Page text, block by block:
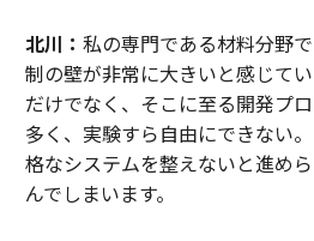
北川： 私の専門である材料分野
制の壁が非常に大きいと感じて
だけでなく、そこに至る開発プ
多く、実験すら自由にできない
格なシステムを整えないと進め
んでしまいます。